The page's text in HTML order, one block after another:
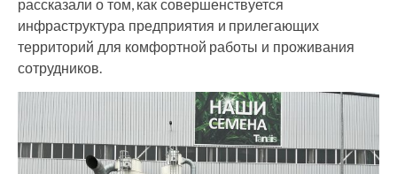
рассказали о том, как совершенствуется
инфраструктура предприятия и прилегающих
территорий для комфортной работы и проживания
сотрудников.